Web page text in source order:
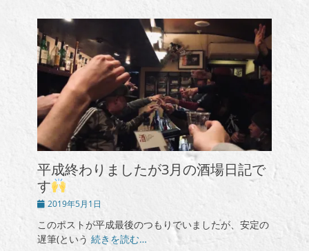
平成終わりましたが3月の酒場日記で
す
投
日
2019年5月1日
このポストが平成最後のつもりでいましたが、安定の
遅筆(という 続きを読む…